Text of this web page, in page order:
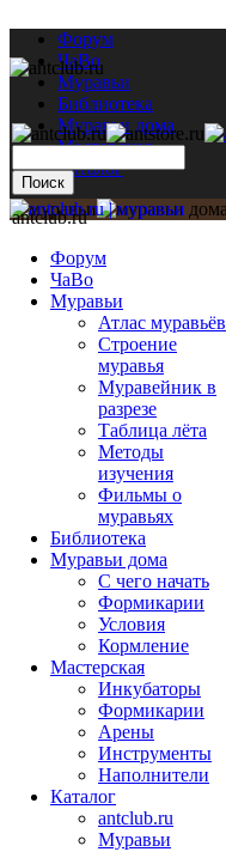
Форум
ЧаВо
Муравьи
Библиотека
Муравьи дома
Мастерская
Каталог
antclub.ru
Форум
ЧаВо
Муравьи
Атлас муравьёв
Строение
муравья
Муравейник в
разрезе
Таблица лёта
Методы
изучения
Фильмы о
муравьях
Библиотека
Муравьи дома
С чего начать
Формикарии
Условия
Кормление
Мастерская
Инкубаторы
Формикарии
Арены
Инструменты
Наполнители
Каталог
antclub.ru
Муравьи